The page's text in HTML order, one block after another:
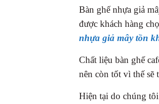
Bàn ghế nhựa giả
được khách hàng
nhựa giả mây tồn
Chất liệu bàn ghế
nên còn tốt vì thế sẽ
Hiện tại do chúng